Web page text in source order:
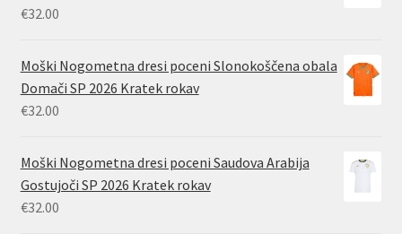
€32.00
Moški Nogometna dresi poceni Slonokoščena obala
Domači SP 2026 Kratek rokav
€32.00
Moški Nogometna dresi poceni Saudova Arabija
Gostujoči SP 2026 Kratek rokav
€32.00